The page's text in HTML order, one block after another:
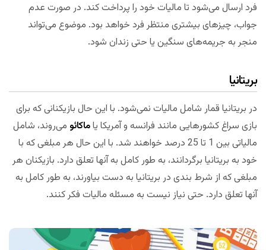
فرد ارسال می‌شود تا مالیات خود را پرداخت کند. در صورت عدم
جواب، چیزهای بیشتری منتظر فرد خواهد بود. موضوع می‌تواند
منجر به جریمه‌های سنگین یا حتی زندان شود.
بریتانیا
در بریتانیا قمار شامل مالیات نمی‌شود. با این حال بازیکنانی که برای
بازی سراغ کشورهایی مانند فرانسه و آمریکا یاماکائو می‌روند، شامل
مالیاتی بین 1 تا 25 درصد خواهند شد. با این حال هر مبلغی که با
خود به بریتانیا برگردانند، به طور کامل به آنها تعلق دارد. بازیکنان هر
مبلغی که از شرط بندی در بریتانیا به دست بیاورند، به طور کامل به
آنها تعلق دارد. حتی نیاز نیست به مسئله مالیات فکر کنند.